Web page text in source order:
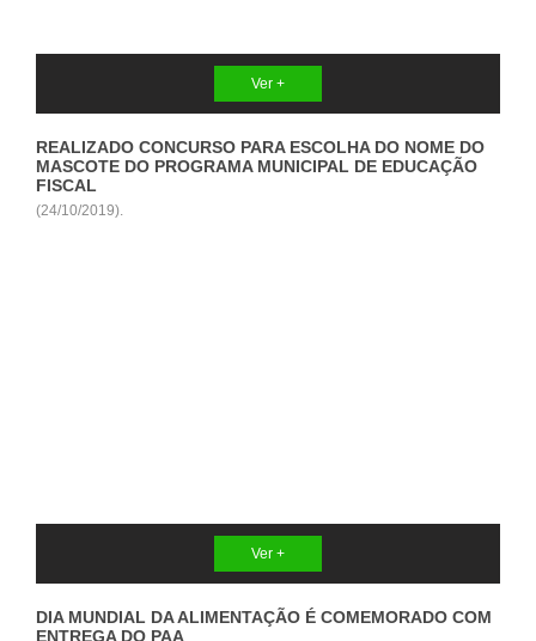
Ver +
REALIZADO CONCURSO PARA ESCOLHA DO NOME DO
MASCOTE DO PROGRAMA MUNICIPAL DE EDUCAÇÃO
FISCAL
(24/10/2019).
Ver +
DIA MUNDIAL DA ALIMENTAÇÃO É COMEMORADO COM
ENTREGA DO PAA